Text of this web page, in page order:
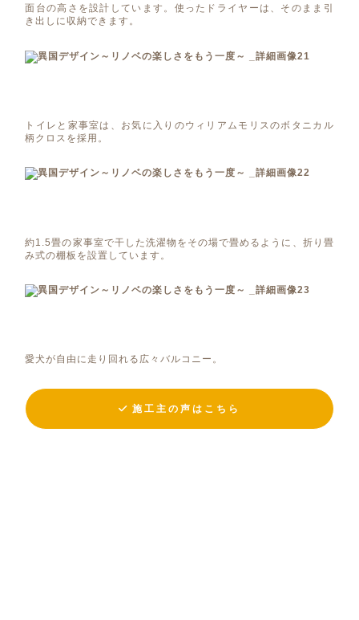
面台の高さを設計しています。使ったドライヤーは、そのまま引
き出しに収納できます。
トイレと家事室は、お気に入りのウィリアムモリスのボタニカル
柄クロスを採用。
約1.5畳の家事室で干した洗濯物をその場で畳めるように、折り畳
み式の棚板を設置しています。
愛犬が自由に走り回れる広々バルコニー。
施工主の声はこちら